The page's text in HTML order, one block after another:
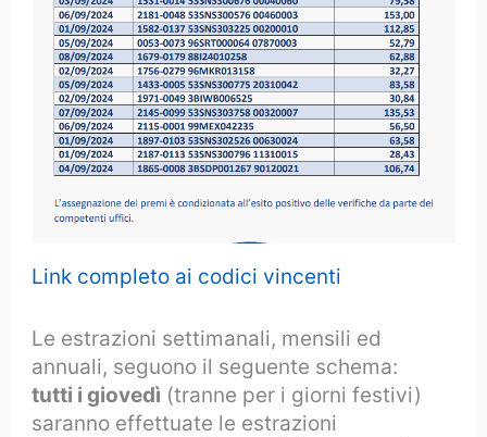
Link completo ai codici vincenti
Le estrazioni settimanali, mensili ed
annuali, seguono il seguente schema:
tutti i giovedì (tranne per i giorni festivi)
saranno effettuate le estrazioni